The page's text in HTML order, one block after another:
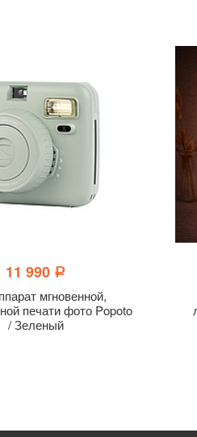
11 990 a
мгновенной,
печати фото Popoto
/ Зеленый